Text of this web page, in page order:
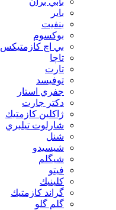
بایر
بنفيت
بوكسوم
بي اچ كازمتيكس
تاچا
تارت
توفيسد
جفري استار
دكتر جارت
ژاكلين كازمتيك
شارلوت تيلبري
شنل
شيسيدو
شیگلم
فيتو
كلينيك
گراند كازمتيك
گلم گلو